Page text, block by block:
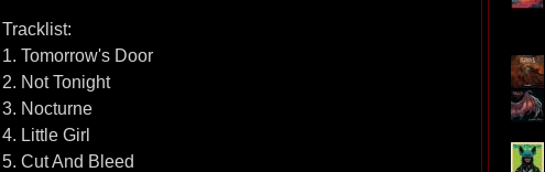
Tracklist:
1. Tomorrow's Door
2. Not Tonight
3. Nocturne
4. Little Girl
5. Cut And Bleed